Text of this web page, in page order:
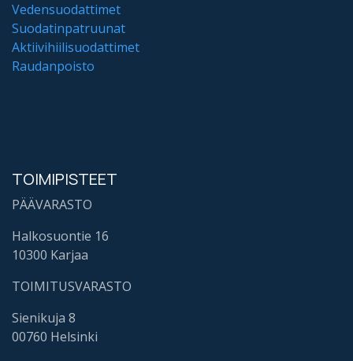
Vedensuodattimet
Suodatinpatruunat
Aktiivihiilisuodattimet
Raudanpoisto
TOIMIPISTEET
PÄÄVARASTO
Halkosuontie 16
10300 Karjaa
TOIMITUSVARASTO
Sienikuja 8
00760 Helsinki